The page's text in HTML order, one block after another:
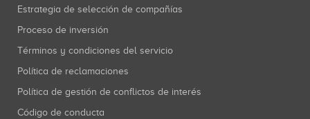
Estrategia de selección de compañías
Proceso de inversión
Términos y condiciones del servicio
Política de reclamaciones
Política de gestión de conflictos de interés
Código de conducta